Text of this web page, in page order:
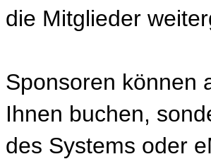
die Mitglieder
Sponsoren können
Ihnen buchen,
des Systems oder